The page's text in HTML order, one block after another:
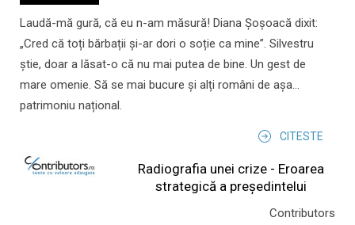
Laudă-mă gură, că eu n-am măsură! Diana Șoșoacă dixit:
„Cred că toți bărbații și-ar dori o soție ca mine”. Silvestru
știe, doar a lăsat-o că nu mai putea de bine. Un gest de
mare omenie. Să se mai bucure și alți români de așa...
patrimoniu național.
CITESTE
Radiografia unei crize - Eroarea
strategică a președintelui
Contributors